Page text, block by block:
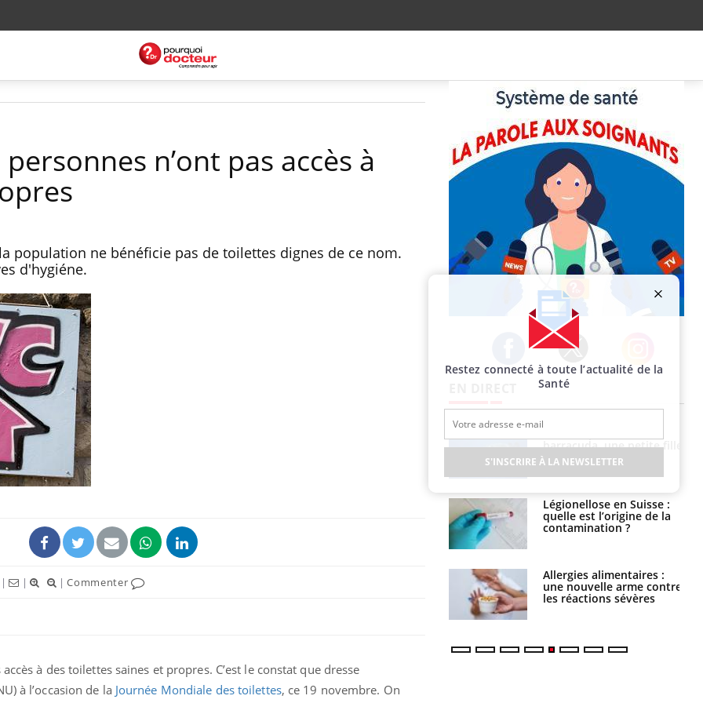
n’ont pas accès à
la population ne bénéficie pas de toilettes dignes de ce nom.
d'hygiéne.
| | |Commenter
à des toilettes saines et propres. C’est le constat que dresse
à l’occasion de la Journée Mondiale des toilettes, ce 19 novembre. On
Facebook Twitter Instagram
Fortes chaleurs :
pourquoi le risque de
noyade grimpe-t-il ?
cancer ?
de protéines pourrait
barracuda, une petite fille
secourue grâce à un
réflexe essentiel
Légionellose en Suisse :
quelle est l’origine de la
contamination ?
Allergies alimentaires :
une nouvelle arme contre
les réactions sévères
Restez connecté à toute l’actualité de la
Santé
S'INSCRIRE À LA NEWSLETTER